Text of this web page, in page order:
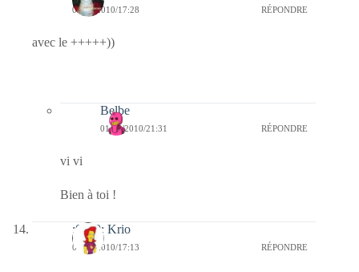
01/12/2010/17:28 RÉPONDRE
avec le +++++))
Belbe
01/12/2010/21:31 RÉPONDRE
vi vi
Bien à toi !
:0010: Krio
01/12/2010/17:13 RÉPONDRE